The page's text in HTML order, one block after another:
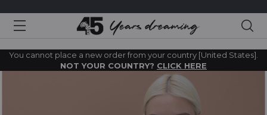
You cannot place a new order from your country [United States].
NOT YOUR COUNTRY? CLICK HERE